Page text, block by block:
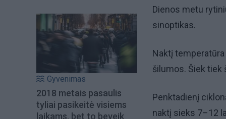
Gyvenimas
2018 metais pasaulis
tyliai pasikeitė visiems
laikams, bet to beveik
Dienos metu
sinoptikas.
Naktį
šilumos. Šiek tiek
Penktadienį
naktį sieks 7–12